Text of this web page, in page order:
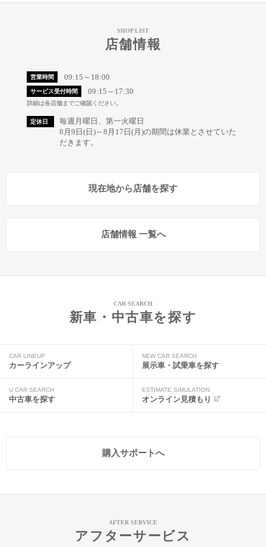
SHOP LIST
店舗情報
営業時間 09:15～18:00
サービス受付時間 09:15～17:30
詳細は各店舗までご確認ください。
定休日
毎週月曜日、第一火曜日
8月9日(日)～8月17日(月)の期間は休業とさせていた
だきます。
現在地から店舗を探す
店舗情報 一覧へ
CAR SEARCH
新車・中古車を探す
CAR LINEUP
カーラインアップ
NEW CAR SEARCH
展示車・試乗車を探す
U CAR SEARCH
中古車を探す
ESTIMATE SIMULATION
オンライン見積もり
購入サポートへ
AFTER SERVICE
アフターサービス